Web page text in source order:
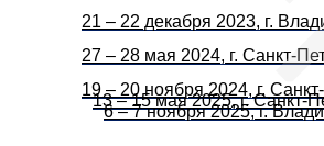
19 – 20 ноября 2024, г.
13 – 15 мая 2025, г. Санкт-
6 – 7 ноября 2025, г.
27 – 28 мая 2024, г. Санкт-
21 – 22 декабря 2023, г.